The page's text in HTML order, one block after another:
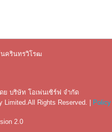
ครินทรวิโรฒ
ย บริษัท โอเพ่นเซิร์ฟ จำกัด
Limited .All Rights Reserved. | Policy
2.0